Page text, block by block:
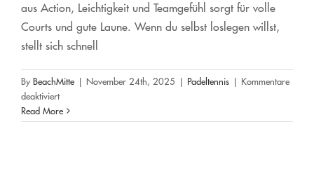
aus Action, Leichtigkeit und Teamgefühl sorgt für volle
Courts und gute Laune. Wenn du selbst loslegen willst,
stellt sich schnell
ByBeachMitte | November 24th, 2025 | Padeltennis | Kommentare
deaktiviertfür
Padel
Tennis
Read More
spielen auf BeachMitte mitten in